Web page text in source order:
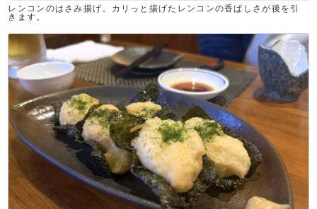
レンコンのはさみ揚げ。カリっと揚げたレンコンの香ばしさが後を引
きます。